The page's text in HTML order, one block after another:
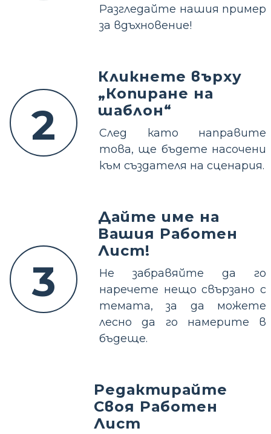
Разгледайте нашия пример
за вдъхновение!
2
Кликнете върху
„Копиране на
шаблон“
След като направите
това, ще бъдете насочени
към създателя на сценария.
3
Дайте име на
Вашия Работен
Лист!
Не забравяйте да го
наречете нещо свързано с
темата, за да можете
лесно да го намерите в
бъдеще.
Редактирайте
Своя Работен
Лист